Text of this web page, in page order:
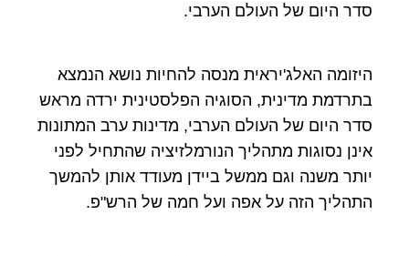
סדר היום של העולם הערבי.
היזומה האלג'יראית מנסה להחיות נושא הנמצא
בתרדמת מדינית, הסוגיה הפלסטינית ירדה מראש
סדר היום של העולם הערבי, מדינות ערב המתונות
אינן נסוגות מתהליך הנורמלזיציה שהתחיל לפני
יותר משנה וגם ממשל ביידן מעודד אותן להמשך
התהליך הזה על אפה ועל חמה של הרש"פ.